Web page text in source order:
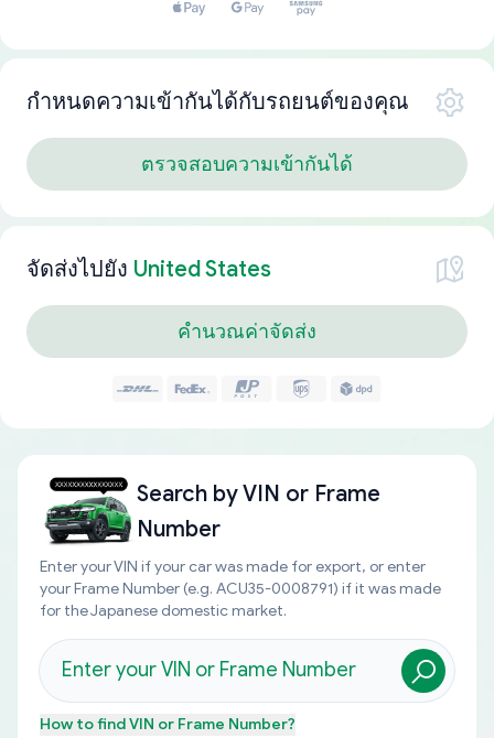
กำหนดความเข้ากันได้กับรถยนต์ของคุณ
ตรวจสอบความเข้ากันได้
จัดส่งไปยัง United States
คำนวณค่าจัดส่ง
Search byVIN or Frame
Number
Enter your VIN if your car was made for export, or enter
your Frame Number (e.g. ACU35-0008791) if it was made
for the Japanese domestic market.
How to findVIN or Frame Number?